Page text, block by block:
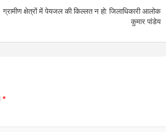
ग्रामीण क्षेत्रों में पेयजल की किल्लत न हो: जिलाधिकारी आलोक
कुमार पांडेय
*